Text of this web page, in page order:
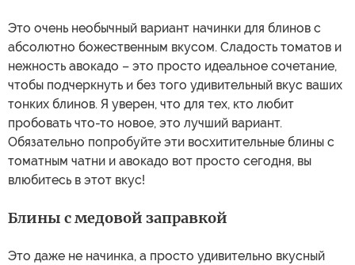
Это очень необычный вариант начинки для блинов с
абсолютно божественным вкусом. Сладость томатов и
нежность авокадо – это просто идеальное сочетание,
чтобы подчеркнуть и без того удивительный вкус ваших
тонких блинов. Я уверен, что для тех, кто любит
пробовать что-то новое, это лучший вариант.
Обязательно попробуйте эти восхитительные блины с
томатным чатни и авокадо вот просто сегодня, вы
влюбитесь в этот вкус!
Блины с медовой заправкой
Это даже не начинка, а просто удивительно вкусный